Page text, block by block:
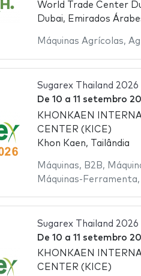
World Trade Center
Dubai, Emirados
Máquinas Agrícolas,
Sugarex Thailand 2026
De 10 a 11 setembro
KHONKAEN
CENTER (KICE)
Khon Kaen, Tailândia
Máquinas, B2B,
Máquinas-Ferramenta,
Sugarex Thailand 2026
De 10 a 11 setembro
KHONKAEN
CENTER (KICE)